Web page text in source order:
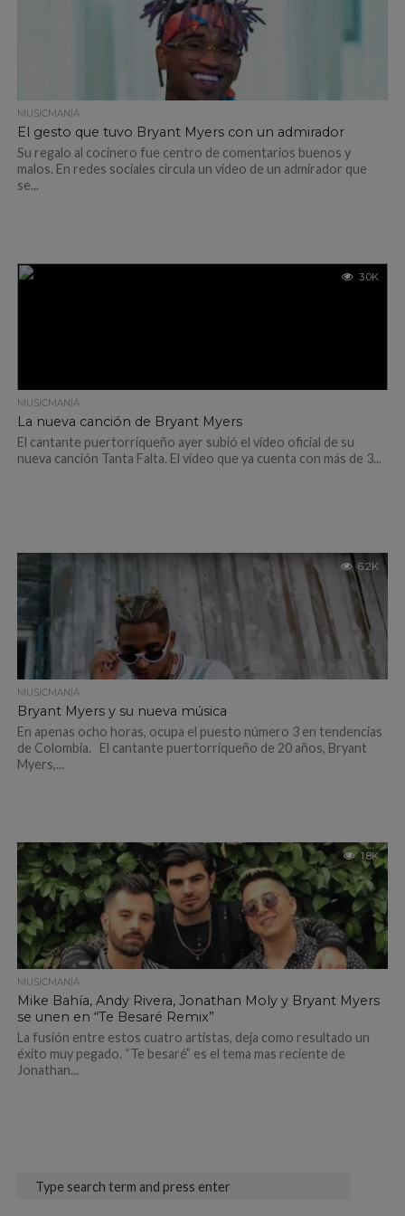
MUSICMANÍA
El gesto que tuvo Bryant Myers con un admirador
Su regalo al cocinero fue centro de comentarios buenos y
malos. En redes sociales circula un video de un admirador que
se...
3.0K
MUSICMANÍA
La nueva canción de Bryant Myers
El cantante puertorriqueño ayer subió el vídeo oficial de su
nueva canción Tanta Falta. El vídeo que ya cuenta con más de 3...
6.2K
MUSICMANÍA
Bryant Myers y su nueva música
En apenas ocho horas, ocupa el puesto número 3 en tendencias
de Colombia. El cantante puertorriqueño de 20 años, Bryant
Myers,...
1.8K
MUSICMANÍA
Mike Bahía, Andy Rivera, Jonathan Moly y Bryant Myers
se unen en “Te Besaré Remix”
La fusión entre estos cuatro artistas, deja como resultado un
éxito muy pegado. “Te besaré” es el tema mas reciente de
Jonathan...